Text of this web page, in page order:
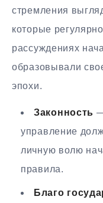
стремления
которые
рассуждениях
образовывали
эпохи.
Законность
управление
личную волю
правила.
Благо